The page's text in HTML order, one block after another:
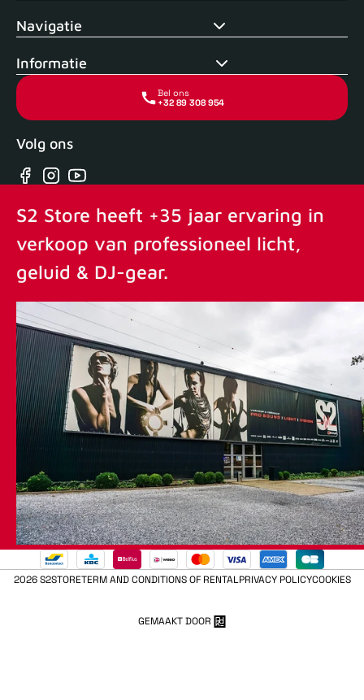
Navigatie
Informatie
Bel ons
+32 89 308 954
Volg ons
Facebook
Instagram
YouTube
S2 Store heeft +35 jaar ervaring in
verkoop van professioneel licht,
geluid & DJ-gear.
2026 S2STORETERM AND CONDITIONS OF RENTALPRIVACY POLICYCOOKIES
GEMAAKT DOOR